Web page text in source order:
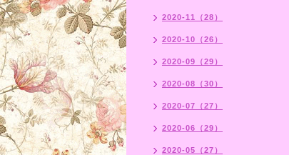
2020-11（28）
2020-10（26）
2020-09（29）
2020-08（30）
2020-07（27）
2020-06（29）
2020-05（27）